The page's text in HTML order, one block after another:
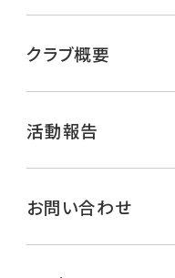
クラブ概要
活動報告
お問い合わせ